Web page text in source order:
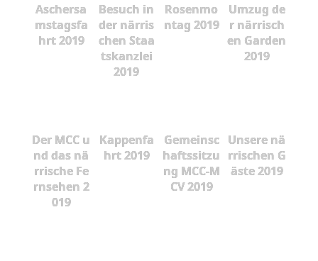
Aschersa
mstagsfa
hrt 2019
Besuch in
der närris
chen Staa
tskanzlei
2019
Rosenmo
ntag 2019
Umzug de
r närrisch
en Garden
2019
Der MCC u
nd das nä
rrische Fe
rnsehen 2
019
Kappenfa
hrt 2019
Gemeinsc
haftssitzu
ng MCC-M
CV 2019
Unsere nä
rrischen G
äste 2019